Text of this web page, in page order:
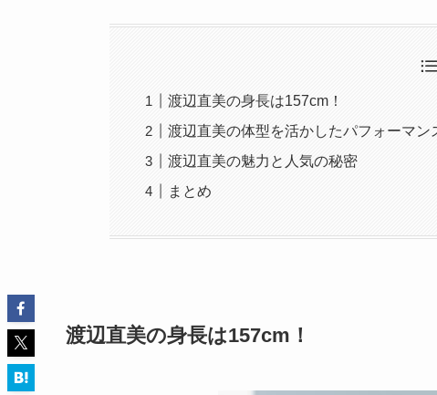
渡辺直美の身長は157cm！
渡辺直美の体型を活かしたパフォーマン
渡辺直美の魅力と人気の秘密
まとめ
渡辺直美の身長は157cm！